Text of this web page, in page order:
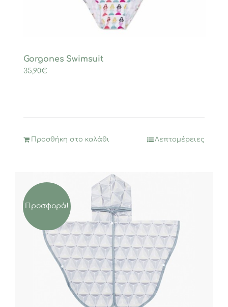
Gorgones Swimsuit
35,90€
Προσθήκη στο καλάθι Λεπτομέρειες
Προσφορά!